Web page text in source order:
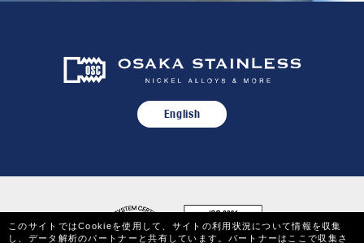
English
このサイトではCookieを使用して、サイトの利用状況について情報を収集
し、データ解析のパートナーと共有しています。パートナーはここで収集さ